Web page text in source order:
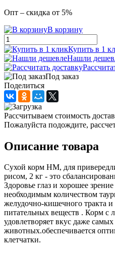
Опт – скидка от 5%
В корзину
Купить в 1
Нашли
Под заказ
Поделиться
Рассчитываем стоимость
Пожалуйста подождите,
Описание товара
Сухой корм НМ, для
рисом, 2 кг - это
Здоровье глаз и хорошее
необходимым количеством
желудочно-кишечного тракта
питательных веществ . Корм с
удовлетворяет вкус даже
животных.обеспечивается
клетчатки.